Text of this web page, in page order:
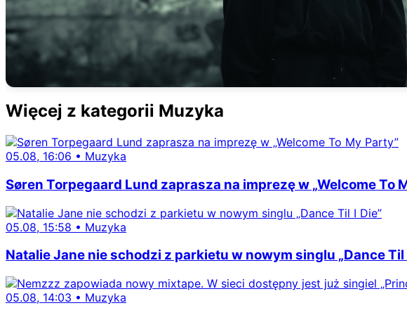
Więcej z kategorii Muzyka
05.08, 16:06 • Muzyka
Søren Torpegaard Lund zaprasza na imprezę w „Welcome To
05.08, 15:58 • Muzyka
Natalie Jane nie schodzi z parkietu w nowym singlu „Dance Til
05.08, 14:03 • Muzyka